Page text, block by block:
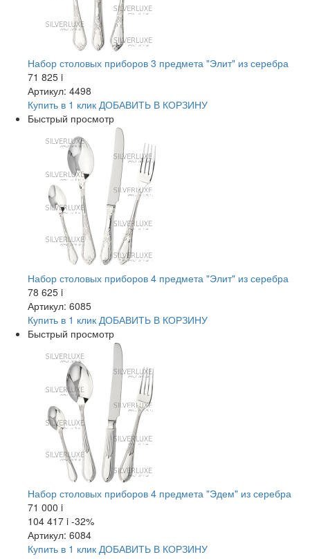
Набор столовых приборов 3 предмета "Элит" из серебра
71 825 i
Артикул: 4498
Купить в 1 клик ДОБАВИТЬ В КОРЗИНУ
Быстрый просмотр
Набор столовых приборов 4 предмета "Элит" из серебра
78 625 i
Артикул: 6085
Купить в 1 клик ДОБАВИТЬ В КОРЗИНУ
Быстрый просмотр
Набор столовых приборов 4 предмета "Эдем" из серебра
71 000 i
104 417 i -32%
Артикул: 6084
Купить в 1 клик ДОБАВИТЬ В КОРЗИНУ